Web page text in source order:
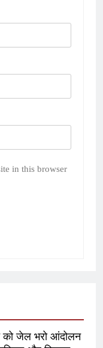
in this browser
को जेल भरो आंदोलन